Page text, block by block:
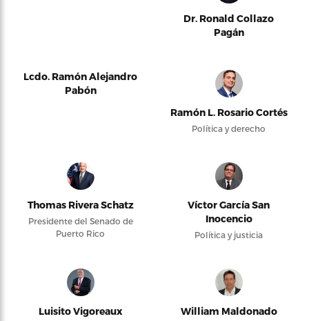
Dr. Ronald Collazo
Pagán
Lcdo. Ramón Alejandro
Pabón
Ramón L. Rosario Cortés
Política y derecho
Thomas Rivera Schatz
Presidente del Senado de
Puerto Rico
Víctor García San
Inocencio
Política y justicia
Luisito Vigoreaux William Maldonado